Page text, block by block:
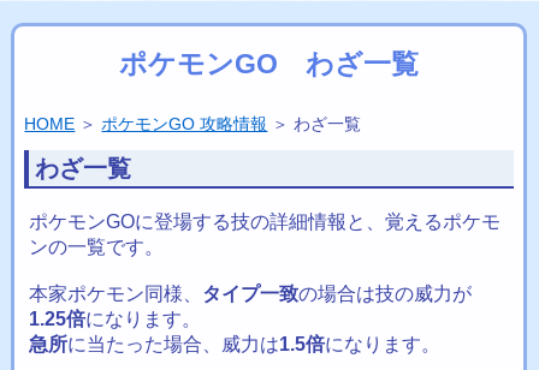
ポケモンGO わざ一覧
HOME ＞ ポケモンGO 攻略情報 ＞ わざ一覧
わざ一覧
ポケモンGOに登場する技の詳細情報と、覚えるポケモ
ンの一覧です。
本家ポケモン同様、 タイプ一致の場合は技の威力が
1.25倍になります。
急所に当たった場合、威力は1.5倍になります。